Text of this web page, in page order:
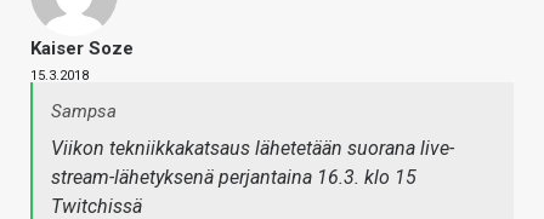
Kaiser Soze
15.3.2018
Sampsa
Viikon tekniikkakatsaus lähetetään suorana live-
stream-lähetyksenä perjantaina 16.3. klo 15
Twitchissä